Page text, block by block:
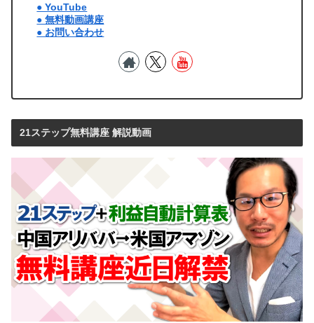
● YouTube
● 無料動画講座
● お問い合わせ
21ステップ無料講座 解説動画